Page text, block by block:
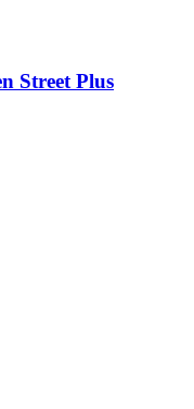
Street Plus